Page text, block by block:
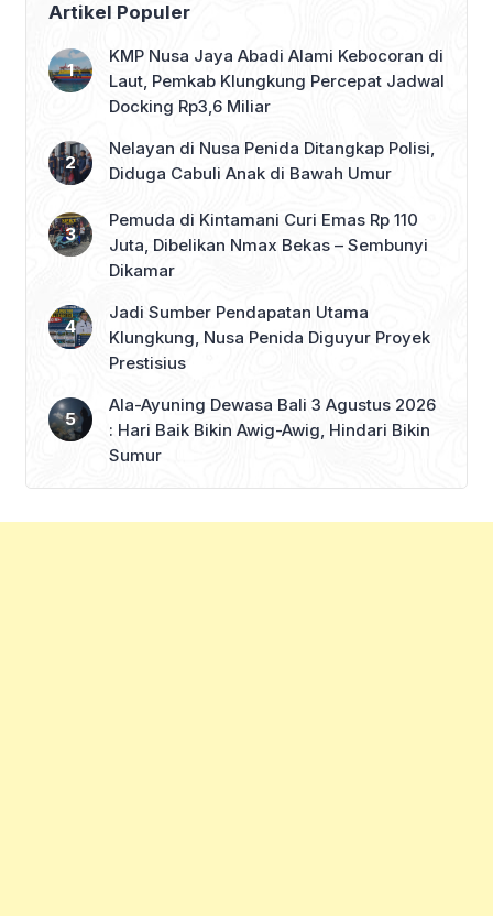
Artikel Populer
KMP Nusa Jaya Abadi Alami Kebocoran di
Laut, Pemkab Klungkung Percepat Jadwal
Docking Rp3,6 Miliar
Nelayan di Nusa Penida Ditangkap Polisi,
Diduga Cabuli Anak di Bawah Umur
Pemuda di Kintamani Curi Emas Rp 110
Juta, Dibelikan Nmax Bekas – Sembunyi
Dikamar
Jadi Sumber Pendapatan Utama
Klungkung, Nusa Penida Diguyur Proyek
Prestisius
Ala-Ayuning Dewasa Bali 3 Agustus 2026
: Hari Baik Bikin Awig-Awig, Hindari Bikin
Sumur